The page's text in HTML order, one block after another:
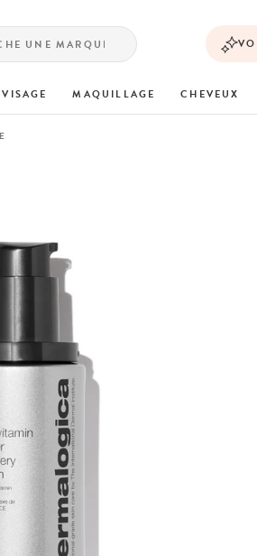
VISAGE MAQUILLAGE CHEVEUX